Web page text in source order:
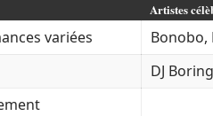
Artistes
variées
Bonobo,
DJ